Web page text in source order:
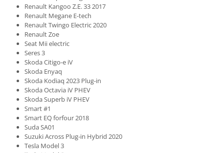
Renault Kangoo Z.E. 33 2017
Renault Megane E-tech
Renault Twingo Electric 2020
Renault Zoe
Seat Mii electric
Seres 3
Skoda Citigo-e iV
Skoda Enyaq
Skoda Kodiaq 2023 Plug-in
Skoda Octavia iV PHEV
Skoda Superb iV PHEV
Smart #1
Smart EQ forfour 2018
Suda SA01
Suzuki Across Plug-in Hybrid 2020
Tesla Model 3